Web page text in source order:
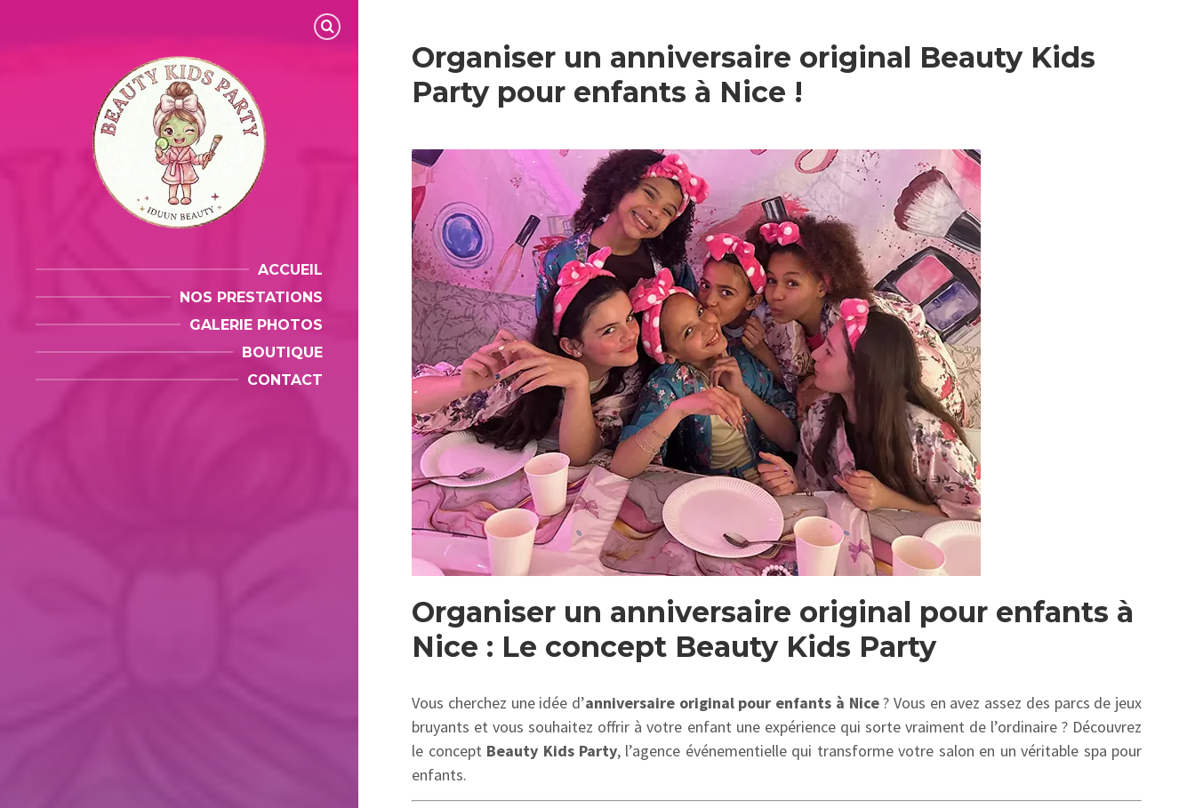
ACCUEIL
NOS PRESTATIONS
GALERIE PHOTOS
BOUTIQUE
CONTACT
Organiser un anniversaire original Beauty Kids
Party pour enfants à Nice !
Organiser un anniversaire original pour enfants à
Nice : Le concept Beauty Kids Party
Vous cherchez une idée d’anniversaire original pour enfants à Nice? Vous en avez assez des parcs de jeux
bruyants et vous souhaitez offrir à votre enfant une expérience qui sorte vraiment de l’ordinaire ? Découvrez
le concept Beauty Kids Party, l’agence événementielle qui transforme votre salon en un véritable spa pour
enfants.